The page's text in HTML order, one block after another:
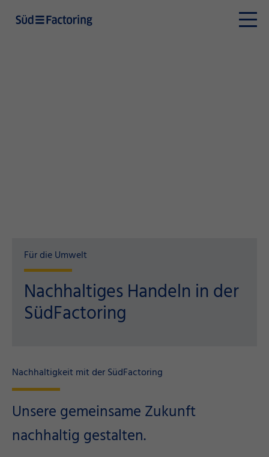
Für die Umwelt
Nachhaltiges Handeln in der
SüdFactoring
Nachhaltigkeit mit der SüdFactoring
Unsere gemeinsame Zukunft
nachhaltig gestalten.